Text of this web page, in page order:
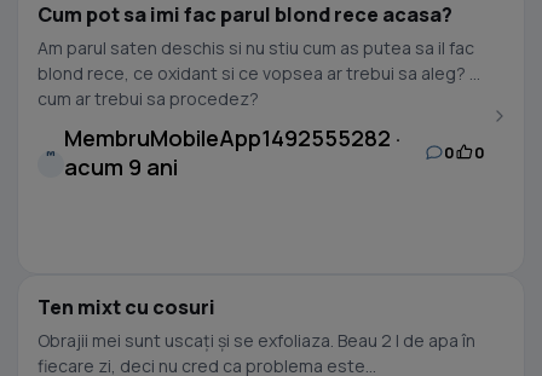
Cum pot sa imi fac parul blond rece acasa?
Am parul saten deschis si nu stiu cum as putea sa il fac
blond rece, ce oxidant si ce vopsea ar trebui sa aleg? Si
cum ar trebui sa procedez?
M
MembruMobileApp1492555282 ·
acum 9 ani
0 0
Ten mixt cu cosuri
Obrajii mei sunt uscați și se exfoliaza. Beau 2 l de apa în
fiecare zi, deci nu cred ca problema este